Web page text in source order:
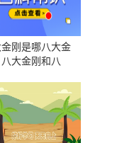
金刚是哪八大金
八大金刚和八